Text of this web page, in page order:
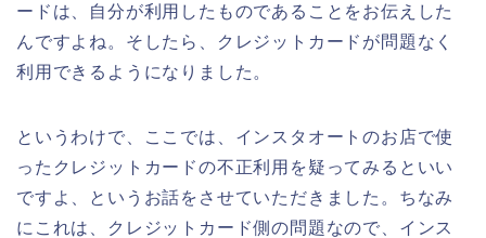
ードは、自分が利用したものであることをお伝えした
んですよね。そしたら、クレジットカードが問題なく
利用できるようになりました。
というわけで、ここでは、インスタオートのお店で使
ったクレジットカードの不正利用を疑ってみるといい
ですよ、というお話をさせていただきました。ちなみ
にこれは、クレジットカード側の問題なので、インス